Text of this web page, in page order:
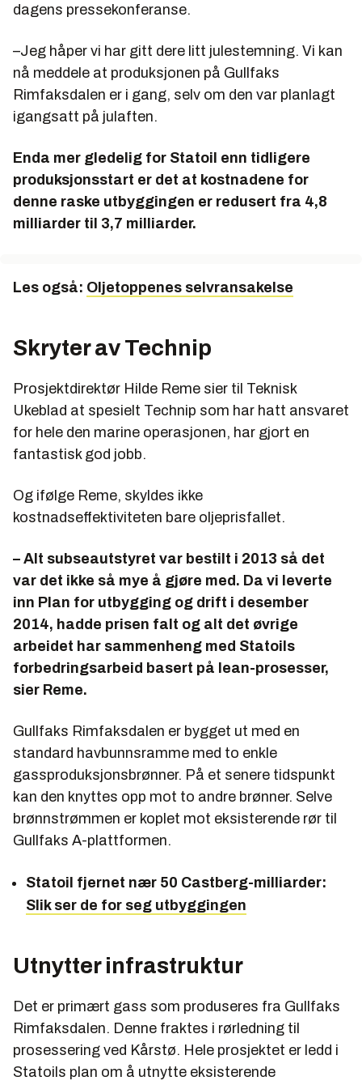
dagens pressekonferanse.
–Jeg håper vi har gitt dere litt julestemning. Vi kan
nå meddele at produksjonen på Gullfaks
Rimfaksdalen er i gang, selv om den var planlagt
igangsatt på julaften.
Enda mer gledelig for Statoil enn tidligere
produksjonsstart er det at kostnadene for
denne raske utbyggingen er redusert fra 4,8
milliarder til 3,7 milliarder.
Les også: Oljetoppenes selvransakelse
Skryter av Technip
Prosjektdirektør Hilde Reme sier til Teknisk
Ukeblad at spesielt Technip som har hatt ansvaret
for hele den marine operasjonen, har gjort en
fantastisk god jobb.
Og ifølge Reme, skyldes ikke
kostnadseffektiviteten bare oljeprisfallet.
– Alt subseautstyret var bestilt i 2013 så det
var det ikke så mye å gjøre med. Da vi leverte
inn Plan for utbygging og drift i desember
2014, hadde prisen falt og alt det øvrige
arbeidet har sammenheng med Statoils
forbedringsarbeid basert på lean-prosesser,
sier Reme.
Gullfaks Rimfaksdalen er bygget ut med en
standard havbunnsramme med to enkle
gassproduksjonsbrønner. På et senere tidspunkt
kan den knyttes opp mot to andre brønner. Selve
brønnstrømmen er koplet mot eksisterende rør til
Gullfaks A-plattformen.
Statoil fjernet nær 50 Castberg-milliarder:
Slik ser de for seg utbyggingen
Utnytter infrastruktur
Det er primært gass som produseres fra Gullfaks
Rimfaksdalen. Denne fraktes i rørledning til
prosessering ved Kårstø. Hele prosjektet er ledd i
Statoils plan om å utnytte eksisterende